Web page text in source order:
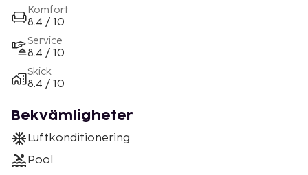
Komfort
8.4 / 10
Service
8.4 / 10
Skick
8.4 / 10
Bekvämligheter
Luftkonditionering
Pool